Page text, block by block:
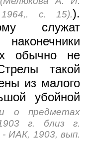
с. 15).).
служат
обычно не
такой
из малого
убойной
о предметах
г. близ г.
- ИАК, 1903, вып.